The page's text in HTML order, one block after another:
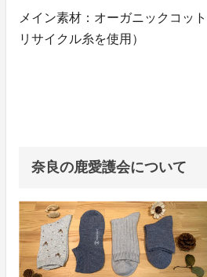
メイン素材：オーガニックコッ
リサイクル糸を使用）
奈良の鹿愛護会について